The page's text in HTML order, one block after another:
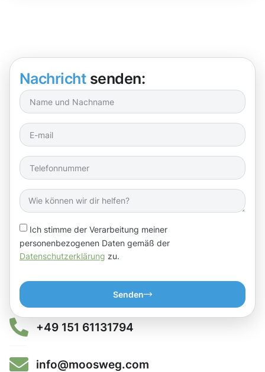
Nachricht senden:
Ich stimme der Verarbeitung meiner
personenbezogenen Daten gemäß der
Datenschutzerklärung zu.
Senden
+49 151 61131794
info@moosweg.com